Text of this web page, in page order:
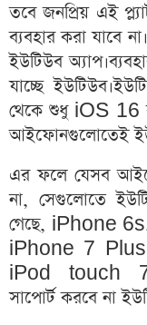
তবে জনপ্রিয় এই
ব্যবহার করা যাবে
ইউটিউব
যাচ্ছে
থেকে শুধু iOS 16
আইফোনগুলোতেই
এর ফলে যেসব
না, সেগুলোতে
গেছে, iPhone
iPhone 7 Plus,
iPod touch
সাপোর্ট করবে না